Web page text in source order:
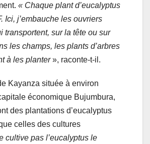
« Chaque plant d’eucalyptus
Ici, j’embauche les ouvriers
transportent, sur la tête ou sur
les champs, les plants d’arbres
à les planter», raconte-t-il.
Kayanza située à environ
économique Bujumbura,
des plantations d’eucalyptus
celles des cultures
cultive pas l’eucalyptus le